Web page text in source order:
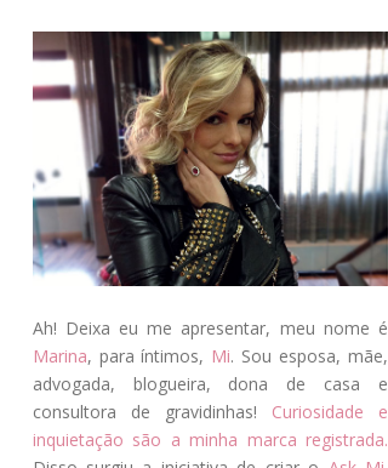
Ah! Deixa eu me apresentar, meu nome é
Marina, para íntimos, Mi. Sou esposa, mãe,
advogada, blogueira, dona de casa e
consultora de gravidinhas! Curiosidade e
inquietação são a minha marca registrada.